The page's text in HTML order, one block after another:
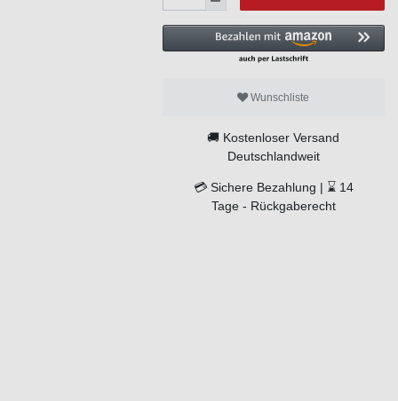
Wunschliste
🚚 Kostenloser Versand
Deutschlandweit
💳 Sichere Bezahlung | ⌛ 14
Tage - Rückgaberecht